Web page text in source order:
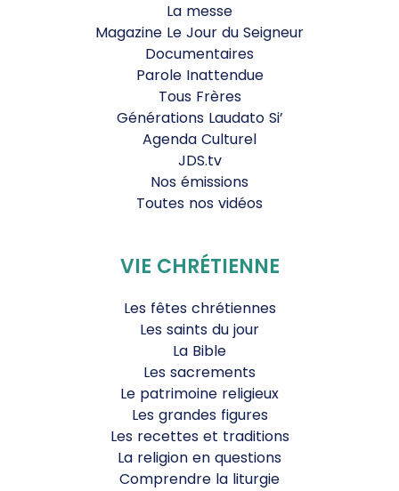
La messe
Magazine Le Jour du Seigneur
Documentaires
Parole Inattendue
Tous Frères
Générations Laudato Si’
Agenda Culturel
JDS.tv
Nos émissions
Toutes nos vidéos
VIE CHRÉTIENNE
Les fêtes chrétiennes
Les saints du jour
La Bible
Les sacrements
Le patrimoine religieux
Les grandes figures
Les recettes et traditions
La religion en questions
Comprendre la liturgie